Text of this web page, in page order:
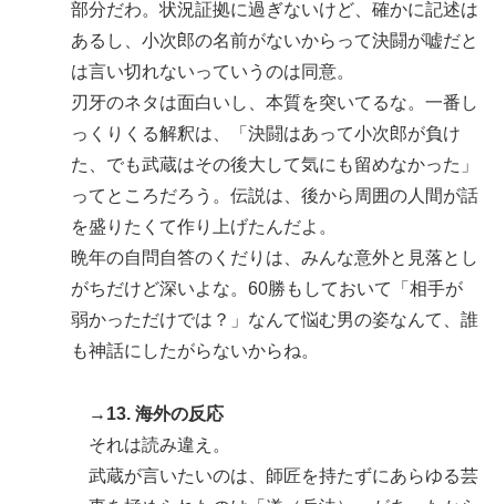
部分だわ。状況証拠に過ぎないけど、確かに記述は
あるし、小次郎の名前がないからって決闘が嘘だと
は言い切れないっていうのは同意。
刃牙のネタは面白いし、本質を突いてるな。一番し
っくりくる解釈は、「決闘はあって小次郎が負け
た、でも武蔵はその後大して気にも留めなかった」
ってところだろう。伝説は、後から周囲の人間が話
を盛りたくて作り上げたんだよ。
晩年の自問自答のくだりは、みんな意外と見落とし
がちだけど深いよな。60勝もしておいて「相手が
弱かっただけでは？」なんて悩む男の姿なんて、誰
も神話にしたがらないからね。
→13. 海外の反応
それは読み違え。
武蔵が言いたいのは、師匠を持たずにあらゆる芸